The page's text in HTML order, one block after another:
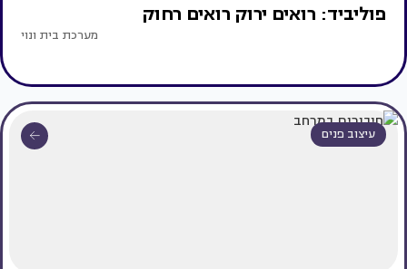
פוליביד: רואים ירוק רואים רחוק
מערכת בית ונוי
עיצוב פנים